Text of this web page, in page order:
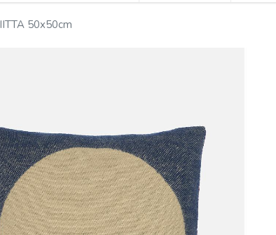
50x50cm